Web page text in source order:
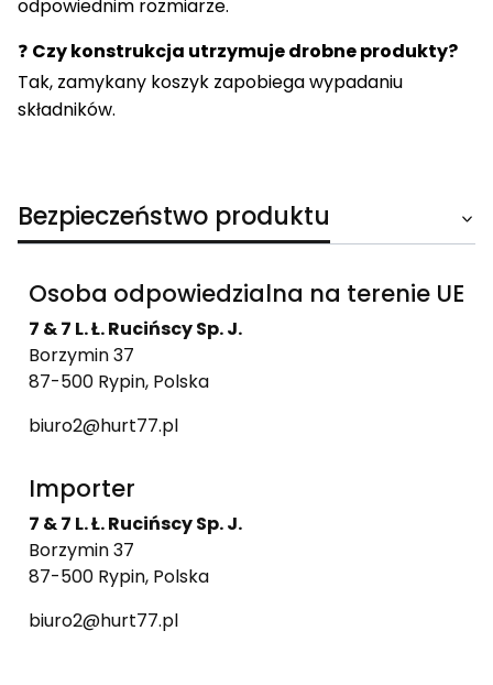
odpowiednim rozmiarze.
❓ Czy konstrukcja utrzymuje drobne produkty?
Tak, zamykany koszyk zapobiega wypadaniu
składników.
Bezpieczeństwo produktu
Osoba odpowiedzialna na terenie UE
7 & 7 L. Ł. Rucińscy Sp. J.
Borzymin 37
87-500 Rypin, Polska
biuro2@hurt77.pl
Importer
7 & 7 L. Ł. Rucińscy Sp. J.
Borzymin 37
87-500 Rypin, Polska
biuro2@hurt77.pl